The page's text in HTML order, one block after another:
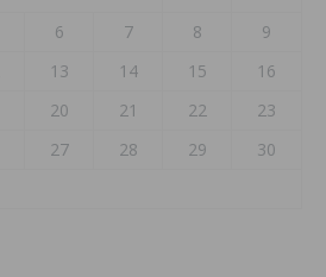
6 7 8
9
13 14 15
16
20 21 22
23
27 28 29
30